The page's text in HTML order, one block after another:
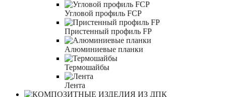
Угловой профиль FCP
Пристенный профиль FP
Алюминиевые планки
Термошайбы
Лента